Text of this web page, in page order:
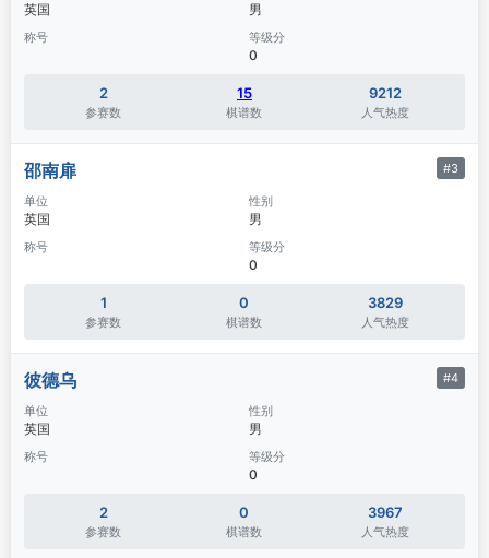
英国 男
称号 等级分
0
2
参赛数
15
棋谱数
9212
人气热度
邵南扉 #3
单位
英国
性别
男
称号 等级分
0
1
参赛数
0
棋谱数
3829
人气热度
彼德乌 #4
单位
英国
性别
男
称号 等级分
0
2
参赛数
0
棋谱数
3967
人气热度